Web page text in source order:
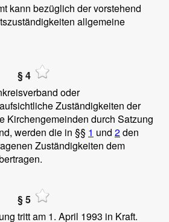
kann bezüglich der vorstehend
allgemeine
§ 4
oder
Zuständigkeiten der
Kirchengemeinden durch Satzung
werden die in §§ 1 und 2den
Zuständigkeiten dem
§ 5
tritt am 1. April 1993 in Kraft.